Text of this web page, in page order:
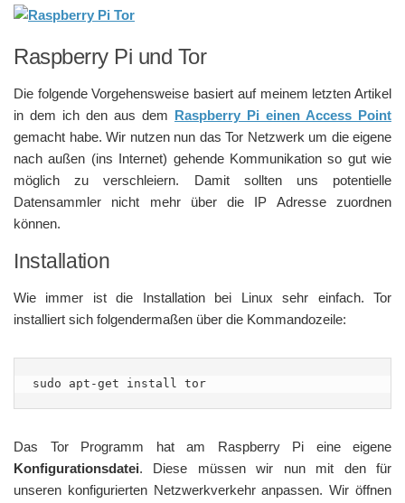
Raspberry Pi und Tor
Die folgende Vorgehensweise basiert auf meinem letzten Artikel
in dem ich den aus dem Raspberry Pi einen Access Point
gemacht habe. Wir nutzen nun das Tor Netzwerk um die eigene
nach außen (ins Internet) gehende Kommunikation so gut wie
möglich zu verschleiern. Damit sollten uns potentielle
Datensammler nicht mehr über die IP Adresse zuordnen
können.
Installation
Wie immer ist die Installation bei Linux sehr einfach. Tor
installiert sich folgendermaßen über die Kommandozeile:
sudo apt-get install tor
Das Tor Programm hat am Raspberry Pi eine eigene
Konfigurationsdatei. Diese müssen wir nun mit den für
unseren konfigurierten Netzwerkverkehr anpassen. Wir öffnen